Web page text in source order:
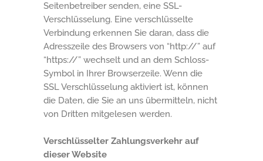
Seitenbetreiber senden, eine SSL-
Verschlüsselung. Eine verschlüsselte
Verbindung erkennen Sie daran, dass die
Adresszeile des Browsers von “http://” auf
“https://” wechselt und an dem Schloss-
Symbol in Ihrer Browserzeile. Wenn die
SSL Verschlüsselung aktiviert ist, können
die Daten, die Sie an uns übermitteln, nicht
von Dritten mitgelesen werden.
Verschlüsselter Zahlungsverkehr auf
dieser Website